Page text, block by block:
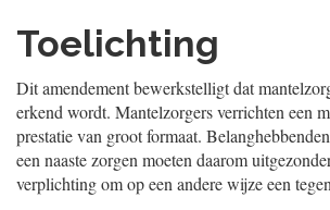
Toelichting
Dit amendement bewerkstelligt dat
erkend wordt. Mantelzorgers verrichten een
prestatie van groot formaat.
een naaste zorgen moeten daarom
verplichting om op een andere wijze een